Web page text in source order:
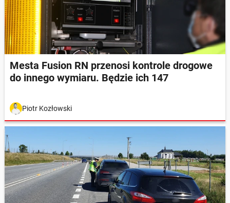
Mesta Fusion RN przenosi kontrole drogowe
do innego wymiaru. Będzie ich 147
Piotr Kozłowski